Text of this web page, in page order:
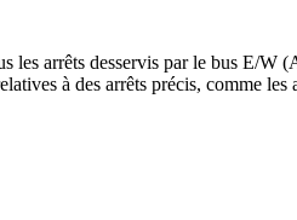
les arrêts desservis par le bus E/W
à des arrêts précis, comme